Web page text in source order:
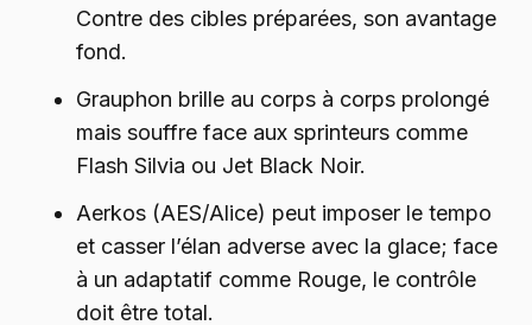
Contre des cibles préparées, son avantage
fond.
Grauphon brille au corps à corps prolongé
mais souffre face aux sprinteurs comme
Flash Silvia ou Jet Black Noir.
Aerkos (AES/Alice) peut imposer le tempo
et casser l’élan adverse avec la glace; face
à un adaptatif comme Rouge, le contrôle
doit être total.